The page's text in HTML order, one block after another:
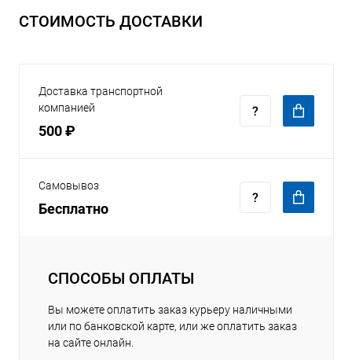
СТОИМОСТЬ ДОСТАВКИ
Доставка транспортной
компанией
500 ₽
Самовывоз
Бесплатно
СПОСОБЫ ОПЛАТЫ
Вы можете оплатить заказ курьеру наличными
или по банковской карте, или же оплатить заказ
на сайте онлайн.